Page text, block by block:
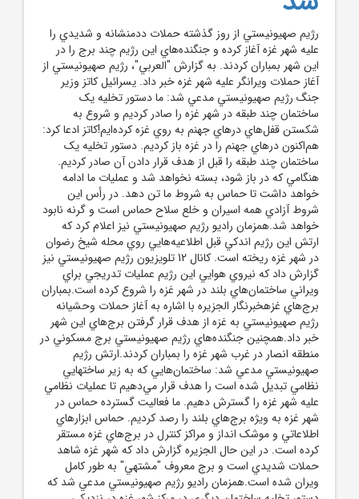
رژيم صهيونيستي از روز گذشته حملات ددمنشانه و شديدي را
عليه شهر غزه آغاز کرده و جنگنده‌هاي اين رژيم چند برج را در
اين شهر بمباران کردند. به گزارش "العربي"، رژيم صهيونيستي از
آغاز حملات ويرانگر عليه شهر غزه خبر داد. يسرائيل کاتز وزير
جنگ رژيم صهيونيستي مدعي شد: ما دستور تخليه يک
ساختمان چند طبقه در شهر غزه را صادر کرديم و شروع به
شکستن قفل‌هاي درهاي جهنم به روي غزه کرده‌ايم!کاتز ادعا کرد:
هم‌اکنون درهاي جهنم را در غزه باز کرديم. دستور تخليه يک
ساختمان چند طبقه را قبل از هدف قرار دادن آن صادر کرديم.
هنگامي که در باز شود، بسته نخواهد شد و عمليات ما ادامه
خواهد داشت تا حماس به شروط ما تن دهد. در رأس اين
شروط آزادي همه اسيران و خلع سلاح حماس است و گرنه نابود
خواهد شد.همزمان راديو رژيم صهيونيستي نيز اعلام کرد که
ارتش اين رژيم اندکي قبل اطلاعيه‌هايي روي محله شيخ رضوان
در شهر غزه ريخته است. کانال 12 تلويزيون رژيم صهيونيستي نيز
گزارش داد که نيروي هوايي اين رژيم عمليات تدريجي براي
ويراني ساختمان‌هاي بلند در شهر غزه را شروع کرده است.بمباران
برج‌هاي غزهخبرنگار الجزيره با اشاره به آغاز حملات وحشيانه
رژيم صهيونيستي به غزه از هدف قرار گرفتن برج‌هاي اين شهر
خبر داد.همچنين جنگنده‌هاي رژيم صهيونيستي برج مسکوني در
منطقه انصار در غرب شهر غزه را بمباران کردند.ارتش رژيم
صهيونيستي مدعي شد: ساختمان‌هايي که به زير ساختهايي
نظامي تبديل شده است را هدف قرار مي‌دهيم تا عمليات نظامي
عليه شهر غزه را گسترش دهيم. ما فعاليت گسترده حماس در
شهر غزه به ويژه برج‌هاي بلند را رصد کرديم. حماس ابزارهاي
اطلاعاتي و موشک انداز و مراکز کنترل در برج‌هاي غزه مستقر
کرده است. در اين حال الجزيره گزارش داد که شهر غزه شاهد
حملات شديدي است و برج معروف "مشتهي" به طور کامل
ويران شده است.همزمان راديو رژيم صهيونيستي مدعي شد که